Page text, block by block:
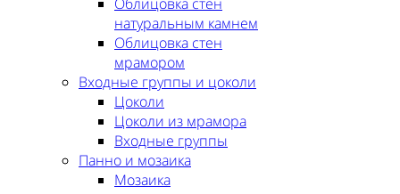
натуральным камнем
Облицовка стен
мрамором
Входные группы и цоколи
Цоколи
Цоколи из мрамора
Входные группы
Панно и мозаика
Мозаика